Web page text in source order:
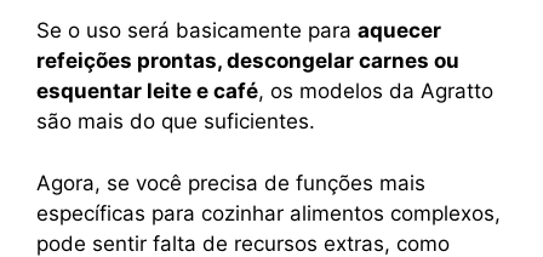
Se o uso será basicamente para aquecer
refeições prontas, descongelar carnes ou
esquentar leite e café, os modelos da Agratto
são mais do que suficientes.
Agora, se você precisa de funções mais
específicas para cozinhar alimentos complexos,
pode sentir falta de recursos extras, como